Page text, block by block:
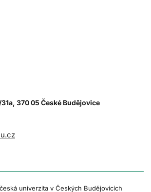
370 05 České Budějovice
univerzita v Českých Budějovicích